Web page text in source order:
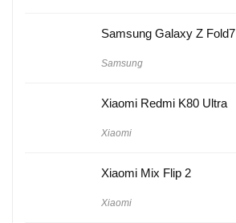
Samsung Galaxy Z Fold7
Samsung
Xiaomi Redmi K80 Ultra
Xiaomi
Xiaomi Mix Flip 2
Xiaomi